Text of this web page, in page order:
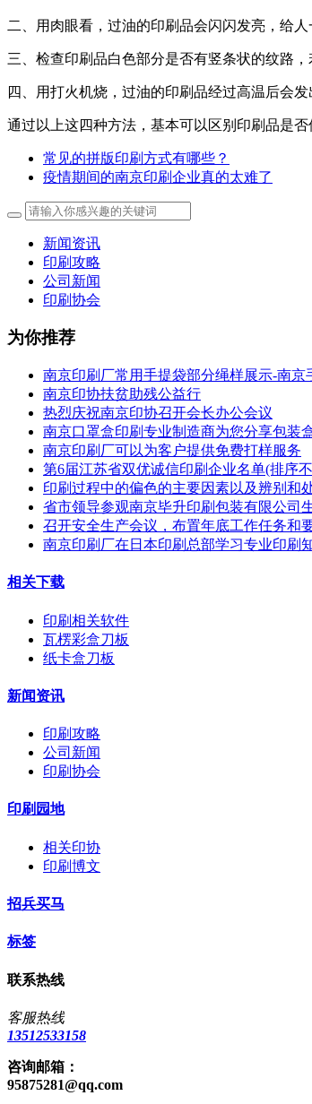
二、用肉眼看，过油的印刷品会闪闪发亮，给
三、检查印刷品白色部分是否有竖条状的纹路
四、用打火机烧，过油的印刷品经过高温后会
通过以上这四种方法，基本可以区别印刷品是否
常见的拼版印刷方式有哪些？
疫情期间的南京印刷企业真的太难了
新闻资讯
印刷攻略
公司新闻
印刷协会
为你推荐
南京印刷厂常用手提袋部分绳样展示-南京
南京印协扶贫助残公益行
热烈庆祝南京印协召开会长办公会议
南京口罩盒印刷专业制造商为您分享包装
南京印刷厂可以为客户提供免费打样服务
第6届江苏省双优诚信印刷企业名单(排序不
印刷过程中的偏色的主要因素以及辨别和
省市领导参观南京毕升印刷包装有限公司
召开安全生产会议，布置年底工作任务和
南京印刷厂在日本印刷总部学习专业印刷
相关下载
印刷相关软件
瓦楞彩盒刀板
纸卡盒刀板
新闻资讯
印刷攻略
公司新闻
印刷协会
印刷园地
相关印协
印刷博文
招兵买马
标签
联系热线
客服热线
13512533158
咨询邮箱：
95875281@qq.com